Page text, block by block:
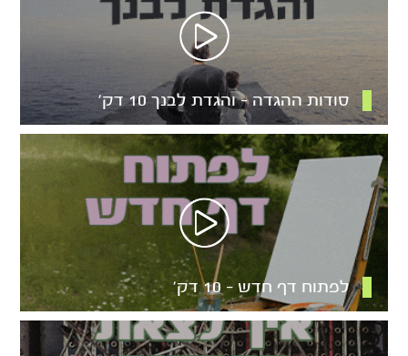
סודות ההגדה – והגדת לבנך 10 דק’
לפתוח דף חדש – 10 דק’